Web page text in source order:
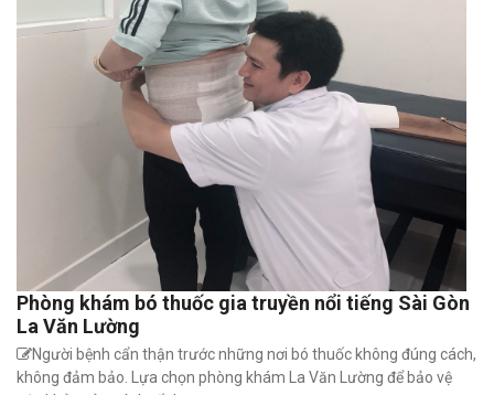
Phòng khám bó thuốc gia truyền nổi tiếng Sài Gòn
La Văn Lường
Người bệnh cẩn thận trước những nơi bó thuốc không đúng cách,
không đảm bảo. Lựa chọn phòng khám La Văn Lường để bảo vệ